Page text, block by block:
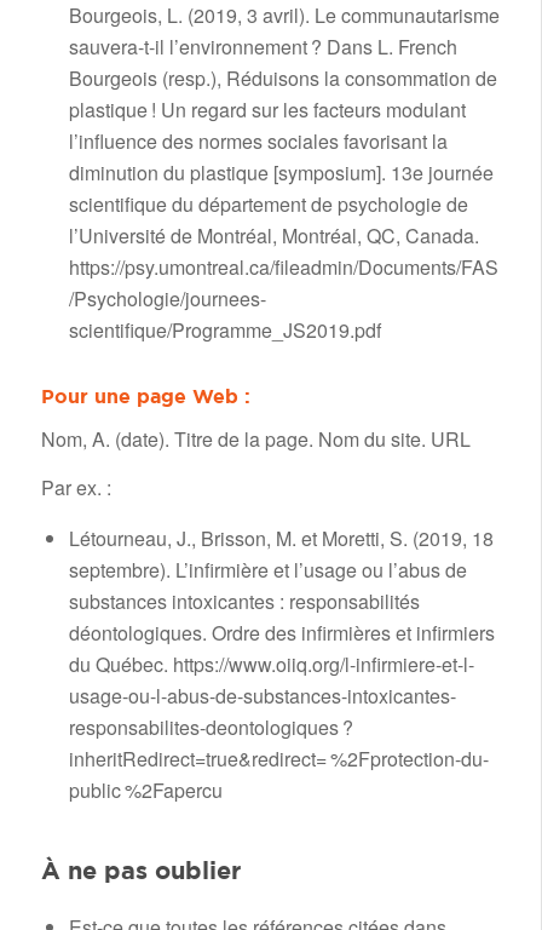
Bourgeois, L. (2019, 3 avril). Le communautarisme
sauvera-t-il l’environnement ? Dans L. French
Bourgeois (resp.), Réduisons la consommation de
plastique ! Un regard sur les facteurs modulant
l’influence des normes sociales favorisant la
diminution du plastique [symposium]. 13e journée
scientifique du département de psychologie de
l’Université de Montréal, Montréal, QC, Canada.
https://psy.umontreal.ca/fileadmin/Documents/FAS
/Psychologie/journees-
scientifique/Programme_JS2019.pdf
Pour une page Web :
Nom, A. (date). Titre de la page. Nom du site. URL
Par ex. :
Létourneau, J., Brisson, M. et Moretti, S. (2019, 18
septembre). L’infirmière et l’usage ou l’abus de
substances intoxicantes : responsabilités
déontologiques. Ordre des infirmières et infirmiers
du Québec. https://www.oiiq.org/l-infirmiere-et-l-
usage-ou-l-abus-de-substances-intoxicantes-
responsabilites-deontologiques ?
inheritRedirect=true&redirect= %2Fprotection-du-
public %2Fapercu
À ne pas oublier